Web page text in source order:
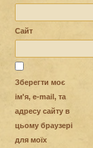
Сайт
Зберегти моє
ім'я, e-mail, та
адресу сайту в
цьому браузері
для моїх